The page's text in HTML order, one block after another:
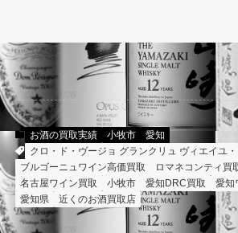
お酒の買取実績 小牧市
愛知
クロ・ド・ヴージョ グランクリュ ヴィエイユ・
ブルゴーニュワイン高価買取
ロマネコンティ買
名古屋ワイン買取
小牧市 愛知DRC買取
愛知
愛知県
近くのお酒買取店